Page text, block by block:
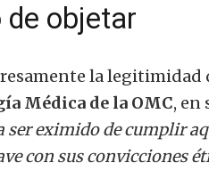
de objetar
la legitimidad
Médica de la OMC, en
ser eximido de cumplir
con sus convicciones